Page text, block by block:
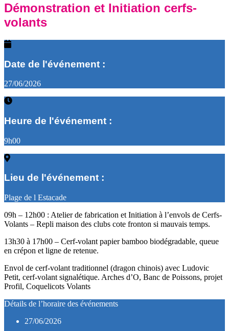
Démonstration et Initiation cerfs-
volants
Date de l'événement :
27/06/2026
Heure de l'événement :
9h00
Lieu de l'événement :
Plage de l Estacade
09h – 12h00 : Atelier de fabrication et Initiation à l’envols de Cerfs-
Volants – Repli maison des clubs cote fronton si mauvais temps.
13h30 à 17h00 – Cerf-volant papier bamboo biodégradable, queue
en crépon et ligne de retenue.
Envol de cerf-volant traditionnel (dragon chinois) avec Ludovic
Petit, cerf-volant signalétique. Arches d’O, Banc de Poissons, projet
Profil, Coquelicots Volants
Détails de l’horaire des événements
27/06/2026